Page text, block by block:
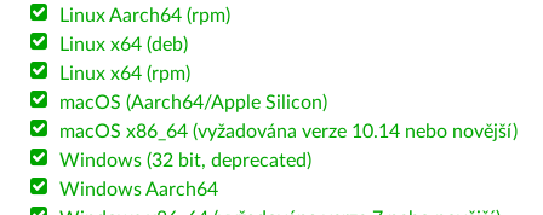
Linux Aarch64 (rpm)
Linux x64 (deb)
Linux x64 (rpm)
macOS (Aarch64/Apple Silicon)
macOS x86_64 (vyžadována verze 10.14 nebo novější)
Windows (32 bit, deprecated)
Windows Aarch64